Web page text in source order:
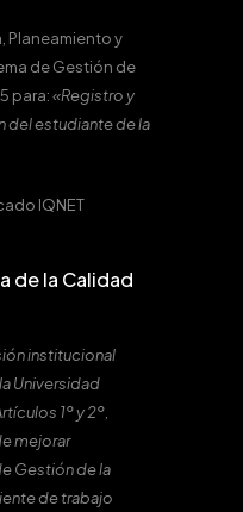
Planeamiento y
de Gestión de
para:«Registro y
del estudiante de la
IQNET
de la Calidad
institucional
Universidad
1º y 2º,
mejorar
Gestión de la
de trabajo